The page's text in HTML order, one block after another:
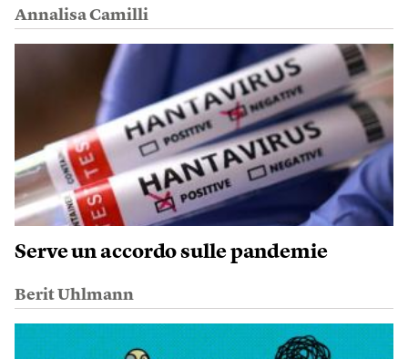
Annalisa Camilli
Serve un accordo sulle pandemie
Berit Uhlmann